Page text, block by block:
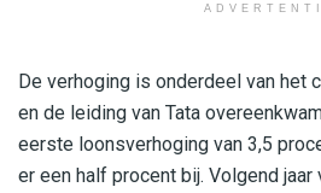
De verhoging is onderdeel van het
en de leiding van Tata
eerste loonsverhoging van 3,5
er een half procent bij. Volgend